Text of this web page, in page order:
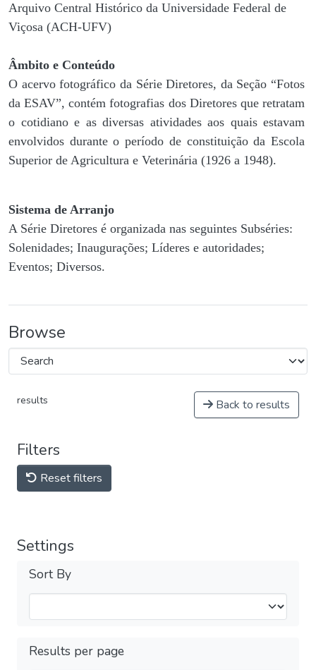
Arquivo Central Histórico da Universidade Federal de
Viçosa (ACH-UFV)
Âmbito e Conteúdo
O acervo fotográfico da Série Diretores, da Seção “Fotos
da ESAV”, contém fotografias dos Diretores que retratam
o cotidiano e as diversas atividades aos quais estavam
envolvidos durante o período de constituição da Escola
Superior de Agricultura e Veterinária (1926 a 1948).
Sistema de Arranjo
A Série Diretores é organizada nas seguintes Subséries:
Solenidades; Inaugurações; Líderes e autoridades;
Eventos; Diversos.
Browse
results Back to results
Filters
Reset filters
Settings
Sort By
Results per page